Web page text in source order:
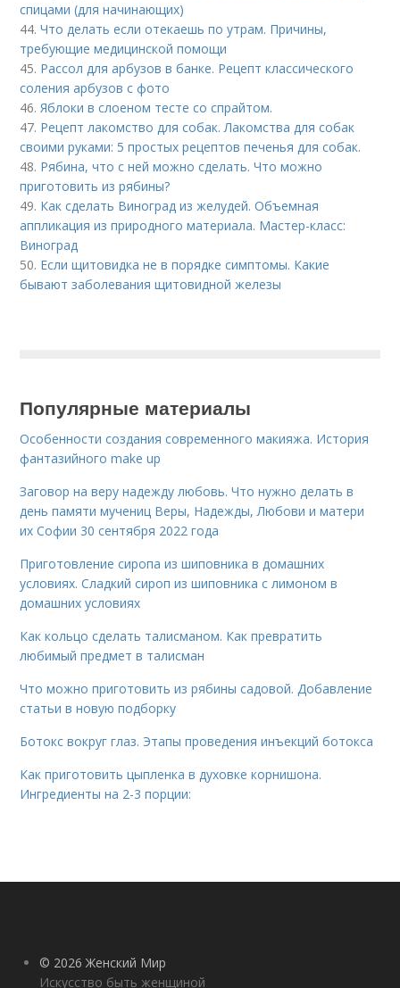
спицами (для начинающих)
44.Что делать если отекаешь по утрам. Причины,
требующие медицинской помощи
45. Рассол для арбузов в банке. Рецепт классического
соления арбузов с фото
46.Яблоки в слоеном тесте со спрайтом.
47. Рецепт лакомство для собак. Лакомства для собак
своими руками: 5 простых рецептов печенья для собак.
48. Рябина, что с ней можно сделать. Что можно
приготовить из рябины?
49. Как сделать Виноград из желудей. Объемная
аппликация из природного материала. Мастер-класс:
Виноград
50. Если щитовидка не в порядке симптомы. Какие
бывают заболевания щитовидной железы
Популярные материалы
Особенности создания современного макияжа. История
фантазийного make up
Заговор на веру надежду любовь. Что нужно делать в
день памяти мучениц Веры, Надежды, Любови и матери
их Софии 30 сентября 2022 года
Приготовление сиропа из шиповника в домашних
условиях. Сладкий сироп из шиповника с лимоном в
домашних условиях
Как кольцо сделать талисманом. Как превратить
любимый предмет в талисман
Что можно приготовить из рябины садовой. Добавление
статьи в новую подборку
Ботокс вокруг глаз. Этапы проведения инъекций ботокса
Как приготовить цыпленка в духовке корнишона.
Ингредиенты на 2-3 порции:
© 2026 Женский Мир
Искусство быть женщиной